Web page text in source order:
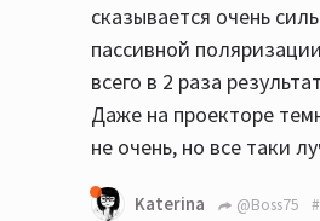
сказывается очень
пассивной
всего в 2 раза
Даже на проекторе
не очень, но все таки
Katerina @Boss75